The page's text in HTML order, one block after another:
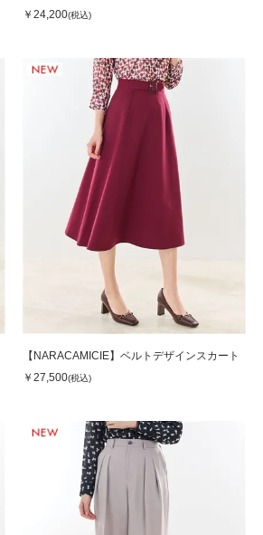
￥24,200(税込)
【NARACAMICIE】ベルトデザインスカート
￥27,500(税込)